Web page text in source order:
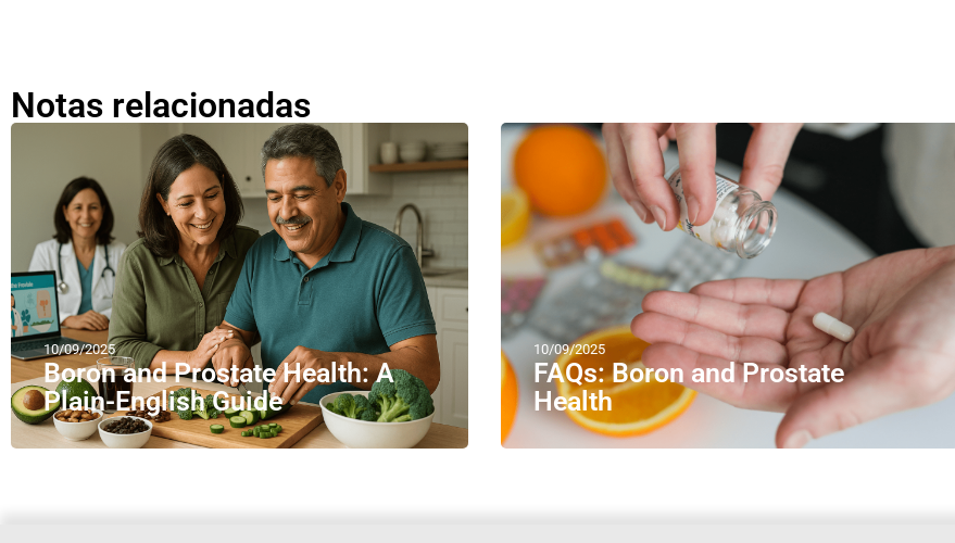
Notas relacionadas
10/09/2025
Boron and Prostate Health: A
Plain-English Guide
10/09/2025
FAQs: Boron and Prostate
Health